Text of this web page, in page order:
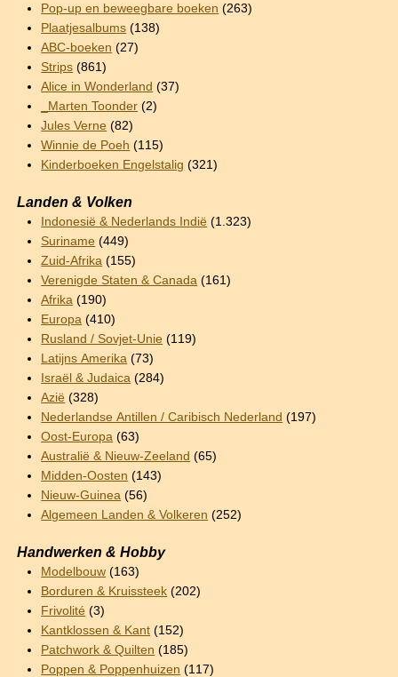
Pop-up en beweegbare boeken (263)
Plaatjesalbums (138)
ABC-boeken (27)
Strips (861)
Alice in Wonderland (37)
_Marten Toonder (2)
Jules Verne (82)
Winnie de Poeh (115)
Kinderboeken Engelstalig (321)
Landen & Volken
Indonesië & Nederlands Indië (1.323)
Suriname (449)
Zuid-Afrika (155)
Verenigde Staten & Canada (161)
Afrika (190)
Europa (410)
Rusland / Sovjet-Unie (119)
Latijns Amerika (73)
Israël & Judaica (284)
Azië (328)
Nederlandse Antillen / Caribisch Nederland (197)
Oost-Europa (63)
Australië & Nieuw-Zeeland (65)
Midden-Oosten (143)
Nieuw-Guinea (56)
Algemeen Landen & Volkeren (252)
Handwerken & Hobby
Modelbouw (163)
Borduren & Kruissteek (202)
Frivolité (3)
Kantklossen & Kant (152)
Patchwork & Quilten (185)
Poppen & Poppenhuizen (117)